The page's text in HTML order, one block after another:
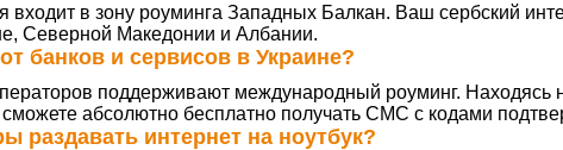
в зону роуминга Западных Балкан. Ваш сербский
Северной Македонии и Албании.
банков и сервисов в Украине?
поддерживают международный роуминг. Находясь
сможете абсолютно бесплатно получать СМС с кодами
интернет на ноутбук?